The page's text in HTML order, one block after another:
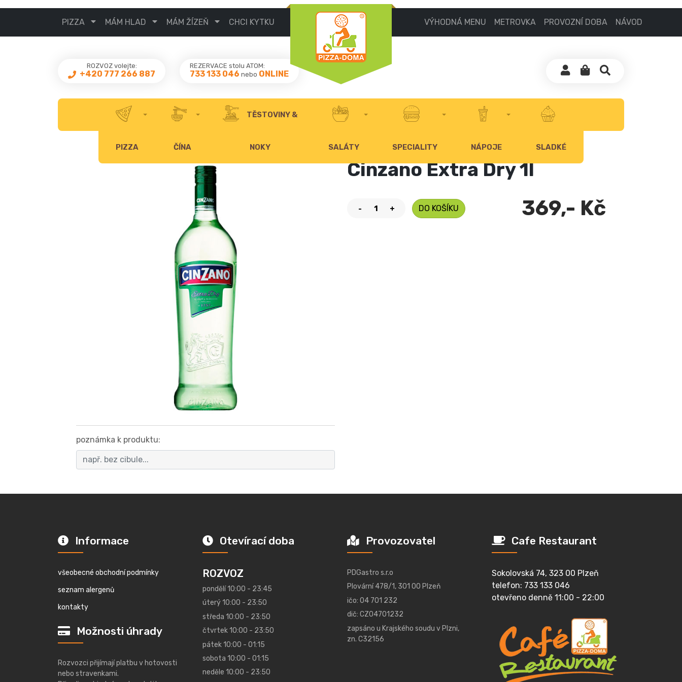
PIZZA MÁM HLAD MÁM ŽÍZEŇ CHCI KYTKU VÝHODNÁ MENU METROVKA PROVOZNÍ DOBA NÁVOD
ROZVOZ volejte:
+420 777 266 887
REZERVACE stolu ATOM:
733 133 046 nebo ONLINE
PIZZA ČÍNA
TĚSTOVINY &
NOKY SALÁTY SPECIALITY NÁPOJE SLADKÉ
poznámka k produktu:
Cinzano Extra Dry 1l
- + DO KOŠÍKU 369,- Kč
Informace
všeobecné obchodní podmínky
seznam alergenů
kontakty
Možnosti úhrady
Rozvozci přijímají platbu v hotovosti
nebo stravenkami.
Otevírací doba
ROZVOZ
pondělí 10:00 - 23:45
úterý 10:00 - 23:50
středa 10:00 - 23:50
čtvrtek 10:00 - 23:50
pátek 10:00 - 01:15
sobota 10:00 - 01:15
neděle 10:00 - 23:50
Provozovatel
PDGastro s.r.o
Plovární 478/1, 301 00 Plzeň
ičo: 04 701 232
dič: CZ04701232
zapsáno u Krajského soudu v Plzni,
zn. C32156
Cafe Restaurant
Sokolovská 74, 323 00 Plzeň
telefon: 733 133 046
otevřeno denně 11:00 - 22:00